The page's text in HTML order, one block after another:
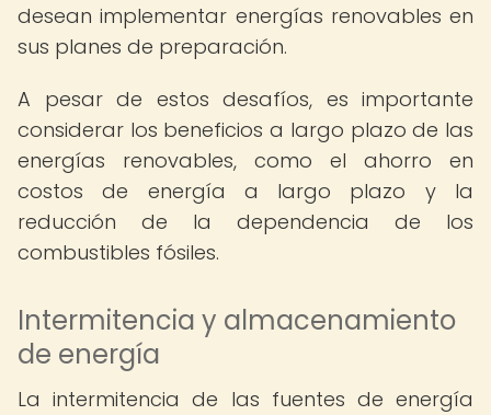
desean implementar energías renovables en
sus planes de preparación.
A pesar de estos desafíos, es importante
considerar los beneficios a largo plazo de las
energías renovables, como el ahorro en
costos de energía a largo plazo y la
reducción de la dependencia de los
combustibles fósiles.
Intermitencia y almacenamiento
de energía
La intermitencia de las fuentes de energía